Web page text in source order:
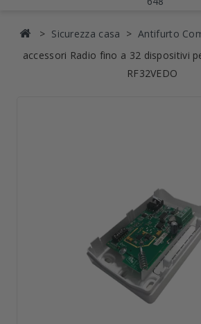
Sicurezza casa Antifurto
accessori Radio fino a 32 dispositivi
RF32VEDO